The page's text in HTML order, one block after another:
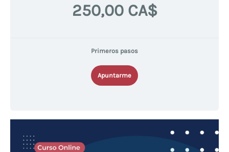
250,00 CA$
Primeros pasos
Apuntarme